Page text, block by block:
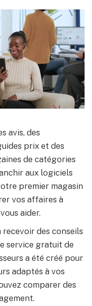
avis, des
prix et des
de catégories
aux logiciels
premier magasin
vos affaires à
aider.
recevoir des conseils
service gratuit de
a été créé pour
adaptés à vos
comparer des